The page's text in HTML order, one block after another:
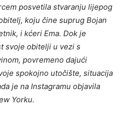
posvetila stvaranju lijepog
koju čine suprug Bojan
i kćeri Ema. Dok je
svoje obitelji u vezi s
povremeno dajući
spokojno utočište, situacija
je na Instagramu objavila
Yorku.